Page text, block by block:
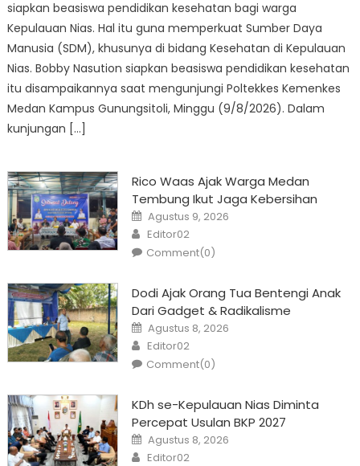
siapkan beasiswa pendidikan kesehatan bagi warga
Kepulauan Nias. Hal itu guna memperkuat Sumber Daya
Manusia (SDM), khusunya di bidang Kesehatan di Kepulauan
Nias. Bobby Nasution siapkan beasiswa pendidikan kesehatan
itu disampaikannya saat mengunjungi Poltekkes Kemenkes
Medan Kampus Gunungsitoli, Minggu (9/8/2026). Dalam
kunjungan […]
Rico Waas Ajak Warga Medan
Tembung Ikut Jaga Kebersihan
Posted
on
Agustus 9, 2026
Author
Editor02
Comment(0)
Dodi Ajak Orang Tua Bentengi Anak
Dari Gadget & Radikalisme
Posted
on
Agustus 8, 2026
Author
Editor02
Comment(0)
KDh se-Kepulauan Nias Diminta
Percepat Usulan BKP 2027
Posted
on
Agustus 8, 2026
Author
Editor02